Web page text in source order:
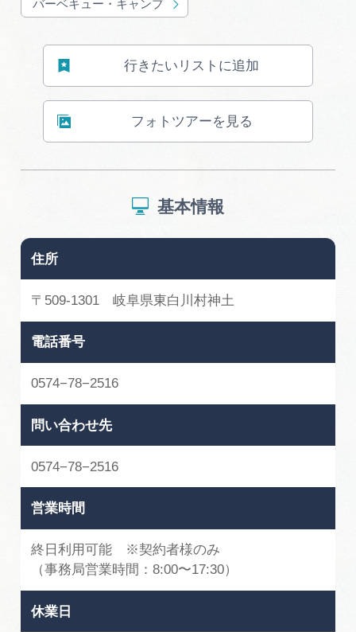
バーベキュー・キャンプ
行きたいリストに追加
フォトツアーを見る
基本情報
住所
〒509-1301 岐阜県東白川村神土
電話番号
0574−78−2516
問い合わせ先
0574−78−2516
営業時間
終日利用可能 ※契約者様のみ
（事務局営業時間：8:00〜17:30）
休業日